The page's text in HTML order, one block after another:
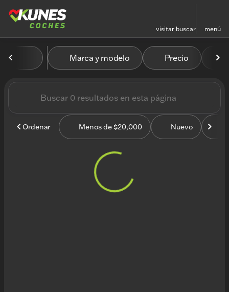
visitar buscar menú
filtrar buscar volver arriba
Vehículos en venta en
Marca y modelo Precio
Ordenar Menos de $20,000 Nuevo